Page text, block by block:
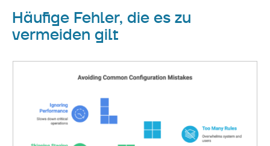
Häufige Fehler, die es zu
vermeiden gilt